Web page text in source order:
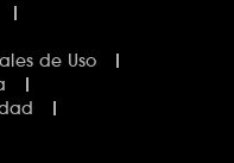
de Uso